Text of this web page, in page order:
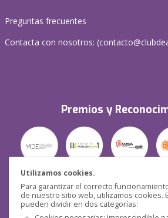
Utilizamos cookies.
Para garantizar el correcto
de nuestro sitio web, utilizamos cookies.
pueden dividir en dos categorías:
Preguntas frecuentes
Contacta con nosotros: (
Premios y
Seguridad